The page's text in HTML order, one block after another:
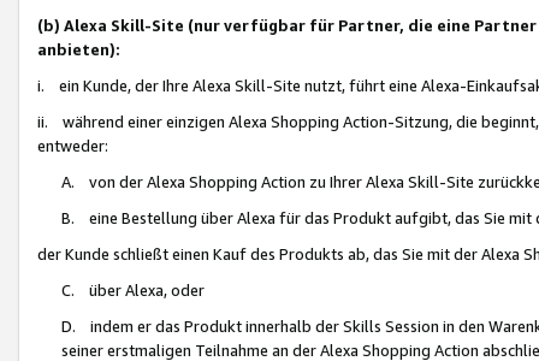
(b) Alexa Skill-Site (nur verfügbar für Partner, die eine
anbieten):
i. ein Kunde, der Ihre Alexa Skill-Site nutzt, führt eine Alexa-
ii. während einer einzigen Alexa Shopping Action-Sitzung, die
entweder:
A. von der Alexa Shopping Action zu Ihrer Alexa Skill-Site
B. eine Bestellung über Alexa für das Produkt aufgibt, das Sie mit
der Kunde schließt einen Kauf des Produkts ab, das Sie mit der Alexa
C. über Alexa, oder
D. indem er das Produkt innerhalb der Skills Session in den
seiner erstmaligen Teilnahme an der Alexa Shopping Action